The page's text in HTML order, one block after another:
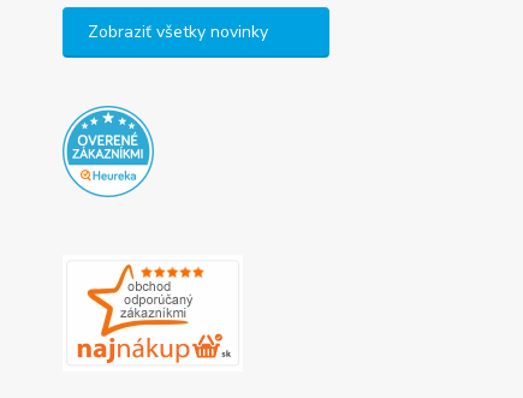
Zobraziť všetky novinky